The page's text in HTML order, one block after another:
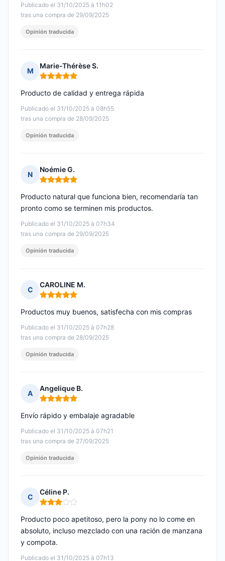
Publicado el 31/10/2025 à 11h02
tras una compra de 29/09/2025
Opinión traducida
M
Marie-Thérèse S.
Nota: 5 de 5
Publicado el 31/10/2025 à 08h55
tras una compra de 28/09/2025
Producto de calidad y entrega rápida
Opinión traducida
N
Noémie G.
Nota: 5 de 5
Publicado el 31/10/2025 à 07h34
tras una compra de 29/09/2025
Producto natural que funciona bien, recomendaría tan
pronto como se terminen mis productos.
Opinión traducida
C
CAROLINE M.
Nota: 5 de 5
Publicado el 31/10/2025 à 07h28
tras una compra de 28/09/2025
Productos muy buenos, satisfecha con mis compras
Opinión traducida
A
Angelique B.
Nota: 5 de 5
Publicado el 31/10/2025 à 07h21
tras una compra de 27/09/2025
Envío rápido y embalaje agradable
Opinión traducida
C
Céline P.
Nota: 3 de 5
Publicado el 31/10/2025 à 07h13
Producto poco apetitoso, pero la pony no lo come en
absoluto, incluso mezclado con una ración de manzana
y compota.